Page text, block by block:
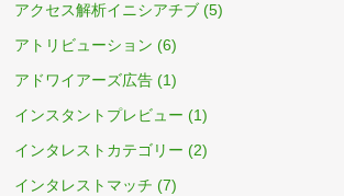
アクセス解析イニシアチブ (5)
アトリビューション (6)
アドワイアーズ広告 (1)
インスタントプレビュー (1)
インタレストカテゴリー (2)
インタレストマッチ (7)